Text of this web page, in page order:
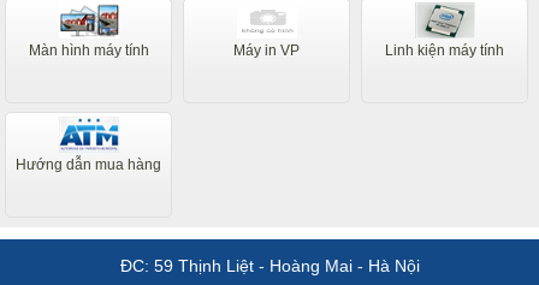
Màn hình máy tính Máy in VP Linh kiện máy tính
Hướng dẫn mua hàng
ĐC: 59 Thịnh Liệt - Hoàng Mai - Hà Nội